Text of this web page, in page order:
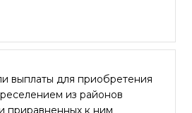
выплаты для приобретения
из районов
приравненных к ним